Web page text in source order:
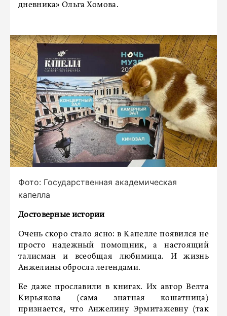
дневника» Ольга Хомова.
Фото: Государственная академическая
капелла
Достоверные истории
Очень скоро стало ясно: в Капелле появился не
просто надежный помощник, а настоящий
талисман и всеобщая любимица. И жизнь
Анжелины обросла легендами.
Ее даже прославили в книгах. Их автор Велта
Кирьякова (сама знатная кошатница)
признается, что Анжелину Эрмитажевну (так